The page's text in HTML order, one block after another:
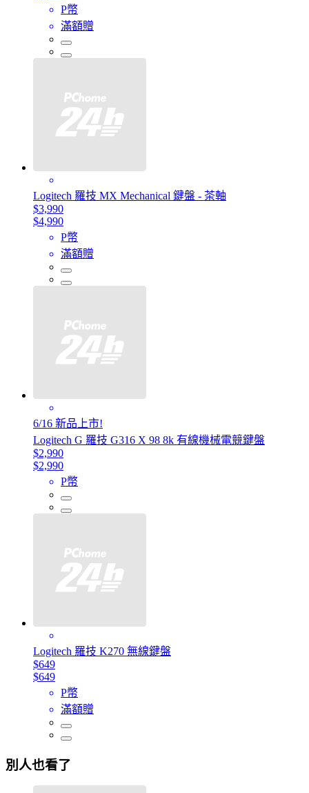
P幣
滿額贈
Logitech 羅技 MX Mechanical 鍵盤 - 茶軸
$3,990
$4,990
P幣
滿額贈
6/16 新品上市!
Logitech G 羅技 G316 X 98 8k 有線機械電競鍵盤
$2,990
$2,990
P幣
Logitech 羅技 K270 無線鍵盤
$649
$649
P幣
滿額贈
別人也看了